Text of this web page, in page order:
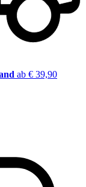
ab € 39,90